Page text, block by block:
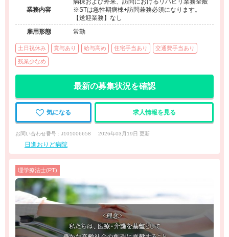
業務内容
病棟および外来、訪問におけるリハビリ業務全般
※STは急性期病棟+訪問兼務必須になります。
【送迎業務】なし
雇用形態
常勤
土日祝休み 賞与あり 給与高め 住宅手当あり 交通費手当あり
残業少なめ
最新の募集状況を確認
気になる 求人情報を見る
お問い合わせ番号 : J101006658 2026年03月19日 更新
日進おりど病院
理学療法士(PT)